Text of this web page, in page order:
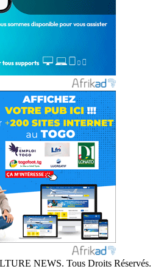
NEWS. Tous Droits Réservés.